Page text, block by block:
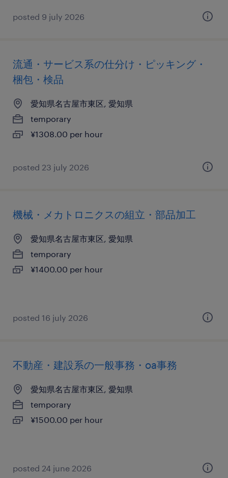
posted 9 july 2026
流通・サービス系の仕分け・ピッキング・
梱包・検品
愛知県名古屋市東区, 愛知県
temporary
¥1308.00 per hour
posted 23 july 2026
機械・メカトロニクスの組立・部品加工
愛知県名古屋市東区, 愛知県
temporary
¥1400.00 per hour
posted 16 july 2026
不動産・建設系の一般事務・oa事務
愛知県名古屋市東区, 愛知県
temporary
¥1500.00 per hour
posted 24 june 2026